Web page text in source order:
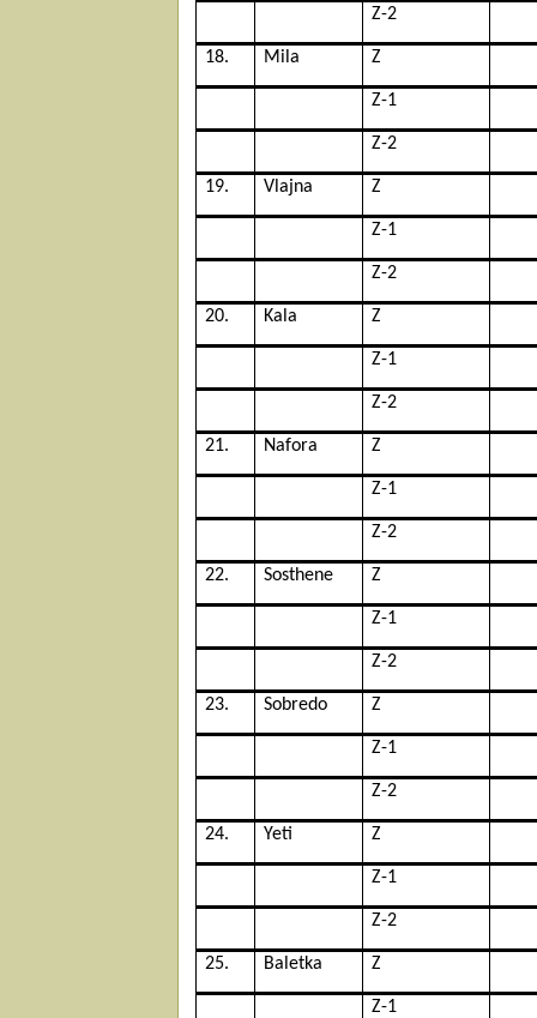
Z-2
18. Mila Z
Z-1
Z-2
19. Vlajna Z
Z-1
Z-2
20. Kala Z
Z-1
Z-2
21. Nafora Z
Z-1
Z-2
22. Sosthene Z
Z-1
Z-2
23. Sobredo Z
Z-1
Z-2
24. Yeti Z
Z-1
Z-2
25. Baletka Z
Z-1